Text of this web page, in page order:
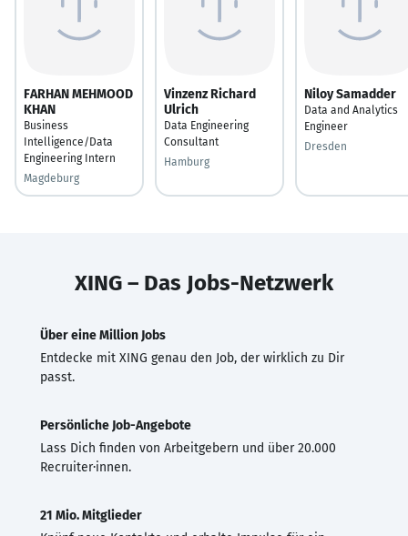
FARHAN MEHMOOD
KHAN
Business
Intelligence/Data
Engineering Intern
Magdeburg
Vinzenz Richard
Ulrich
Data Engineering
Consultant
Hamburg
Niloy Samadder
Data and Analytics
Engineer
Dresden
XING – Das Jobs-Netzwerk
Über eine Million Jobs
Entdecke mit XING genau den Job, der wirklich zu Dir
passt.
Persönliche Job-Angebote
Lass Dich finden von Arbeitgebern und über 20.000
Recruiter·innen.
21 Mio. Mitglieder